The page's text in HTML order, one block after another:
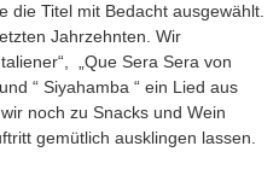
die Titel mit Bedacht ausgewählt.
Jahrzehnten. Wir
„Que Sera Sera von
“ Siyahamba “ ein Lied aus
noch zu Snacks und Wein
gemütlich ausklingen lassen.